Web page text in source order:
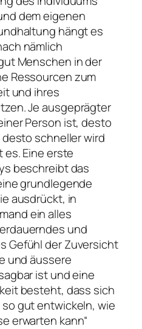
dem eigenen
hängt es
nämlich
Menschen in der
Ressourcen zum
und ihres
Je ausgeprägter
Person ist, desto
schneller wird
Eine erste
beschreibt das
grundlegende
ausdrückt, in
ein alles
und
Gefühl der Zuversicht
und äussere
ist und eine
besteht, dass sich
gut entwickeln, wie
erwarten kann“